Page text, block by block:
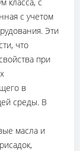
с учетом
Эти
что
при
в
среды. В
масла и